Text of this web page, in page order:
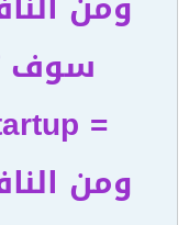
سوف
= Startup بدء التشغيل
ومن